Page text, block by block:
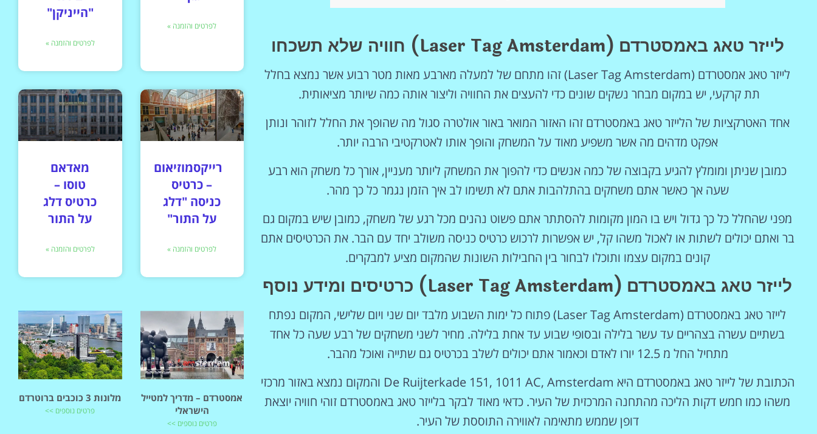
לייזר טאג באמסטרדם (Laser Tag Amsterdam) חוויה שלא תשכחו
לייזר טאג אמסטרדם (Laser Tag Amsterdam) זהו מתחם של למעלה מארבע מאות מטר רבוע אשר נמצא בחלל
תת קרקעי, יש במקום מבחר נשקים שונים כדי להעצים את החוויה וליצור אותה כמה שיותר מציאותית.
אחד האטרקציות של הלייזר טאג באמסטרדם זהו האזור המואר באור אולטרה סגול מה שהופך את החלל לזוהר ונותן
אפקט מדהים מה אשר משפיע מאוד על המשחק והופך אותו לאטרקטיבי הרבה יותר.
כמובן שניתן ומומלץ להגיע בקבוצה של כמה אנשים כדי להפוך את המשחק ליותר מעניין, אורך כל משחק הוא רבע
שעה אך כאשר אתם משחקים בהתלהבות אתם לא תשימו לב איך הזמן נגמר כל כך מהר.
מפני שהחלל כל כך גדול ויש בו המון מקומות להסתתר אתם פשוט נהנים מכל רגע של משחק, כמובן שיש במקום גם
בר ואתם יכולים לשתות או לאכול משהו קל, יש אפשרות לרכוש כרטיס כניסה משולב יחד עם הבר. את הכרטיסים אתם
קונים במקום עצמו ותוכלו לבחור בין החבילות השונות שהמקום מציע למבקרים.
לייזר טאג באמסטרדם (Laser Tag Amsterdam) כרטיסים ומידע נוסף
לייזר טאג באמסטרדם (Laser Tag Amsterdam)
פתוח כל ימות השבוע מלבד יום שני ויום שלישי, המקום נפתח
בשתיים עשרה בצהריים עד עשר בלילה ובסופי שבוע עד אחת בלילה. מחיר לשני משחקים של רבע שעה כל אחד
מתחיל החל מ 12.5 יורו לאדם וכאמור אתם יכולים לשלב בכרטיס גם שתייה ואוכל מהבר.
הכתובת של לייזר טאג באמסטרדם היא De Ruijterkade 151, 1011 AC, Amsterdam והמקום נמצא באזור מרכזי
משהו כמו חמש דקות הליכה מהתחנה המרכזית של העיר. כדאי מאוד לבקר בלייזר טאג באמסטרדם זוהי חוויה יוצאת
דופן שממש מתאימה לאווירה התוססת של העיר.
לפרטים והזמנה »
"הייניקן"
לפרטים והזמנה »
רייקסמוזיאום
– כרטיס
כניסה "דלג
על התור"
לפרטים והזמנה »
מאדאם
טוסו –
כרטיס דלג
על התור
לפרטים והזמנה »
אמסטרדם – מדריך למטייל
הישראלי
פרטים נוספים >>
מלונות 3 כוכבים ברוטרדם
פרטים נוספים >>